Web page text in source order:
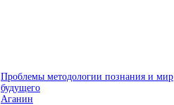
Проблемы методологии познания и мир
будущего
Аганин